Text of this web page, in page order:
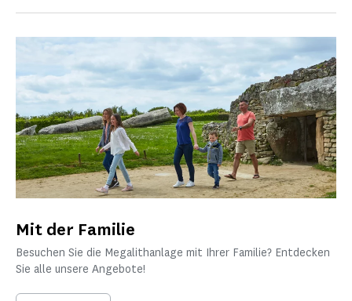
Mit der Familie
Besuchen Sie die Megalithanlage mit Ihrer Familie? Entdecken
Sie alle unsere Angebote!